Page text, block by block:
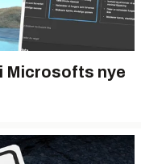
Microsofts nye